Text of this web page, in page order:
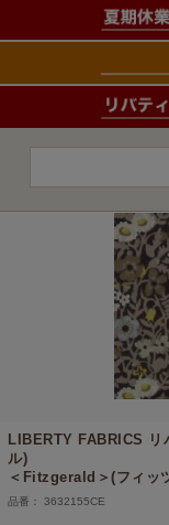
LIBERTY FABRICS リ
ル)
＜Fitzgerald＞(フィッ
品番： 3632155CE